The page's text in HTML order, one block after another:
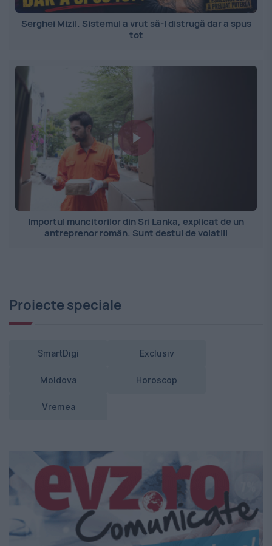
Serghei Mizil. Sistemul a vrut să-l distrugă dar a spus
tot
Importul muncitorilor din Sri Lanka, explicat de un
antreprenor român. Sunt destul de volatili
Proiecte speciale
SmartDigi Exclusiv
Moldova Horoscop
Vremea